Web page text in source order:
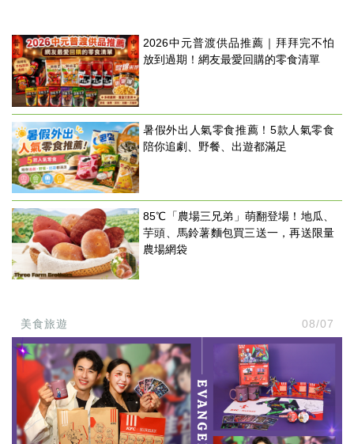
2026中元普渡供品推薦｜拜拜完不怕
放到過期！網友最愛回購的零食清單
暑假外出人氣零食推薦！5款人氣零食
陪你追劇、野餐、出遊都滿足
85℃「農場三兄弟」萌翻登場！地瓜、
芋頭、馬鈴薯麵包買三送一，再送限量
農場網袋
美食旅遊 08/07